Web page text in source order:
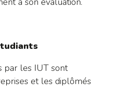
par les IUT sont
et les diplômés